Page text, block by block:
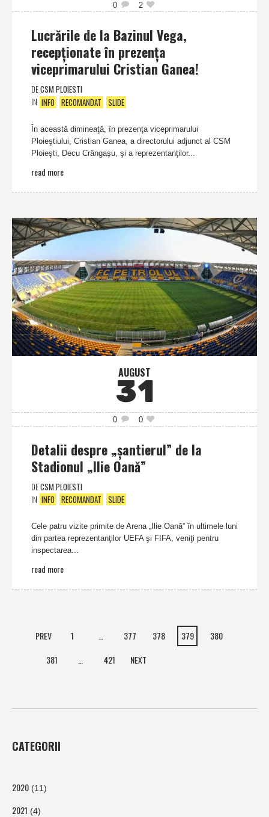
0 2
Lucrările de la Bazinul Vega,
recepţionate în prezenţa
viceprimarului Cristian Ganea!
DECSM PLOIESTI
IN INFO RECOMANDAT SLIDE
În această dimineaţă, în prezenţa viceprimarului
Ploieştiului, Cristian Ganea, a directorului adjunct al CSM
Ploieşti, Decu Crângaşu, şi a reprezentanţilor...
read more
AUGUST
31
0 0
Detalii despre „şantierul” de la
Stadionul „Ilie Oană”
DECSM PLOIESTI
IN INFO RECOMANDAT SLIDE
Cele patru vizite primite de Arena „Ilie Oană” în ultimele luni
din partea reprezentanţilor UEFA şi FIFA, veniţi pentru
inspectarea...
read more
PREV 1 377 378 379
380
381
421 NEXT
CATEGORII
2020 (11)
2021 (4)